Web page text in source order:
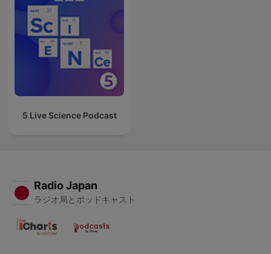
5 Live Science Podcast
Radio Japan
ラジオ局とポッドキャスト